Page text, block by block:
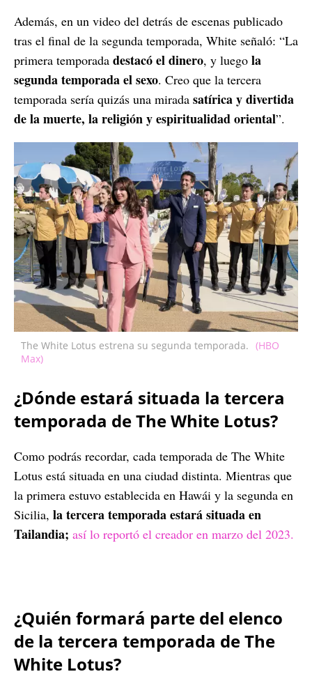
Además, en un video del detrás de escenas publicado
tras el final de la segunda temporada, White señaló: “La
primera temporada destacó el dinero, y luego la
segunda temporada el sexo. Creo que la tercera
temporada sería quizás una mirada satírica y divertida
de la muerte, la religión y espiritualidad oriental”.
The White Lotus estrena su segunda temporada. (HBO
Max)
¿Dónde estará situada la tercera
temporada de The White Lotus?
Como podrás recordar, cada temporada de The White
Lotus está situada en una ciudad distinta. Mientras que
la primera estuvo establecida en Hawái y la segunda en
Sicilia, la tercera temporada estará situada en
Tailandia; así lo reportó el creador en marzo del 2023.
¿Quién formará parte del elenco
de la tercera temporada de The
White Lotus?